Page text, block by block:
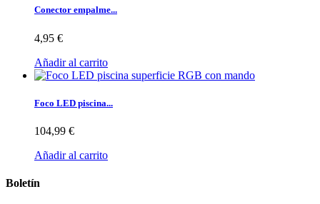
Conector empalme...
4,95 €
Añadir al carrito
Foco LED piscina...
104,99 €
Añadir al carrito
Boletín